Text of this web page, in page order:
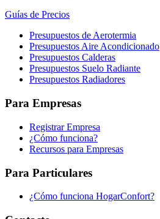
Guías de Precios
Presupuestos de Aerotermia
Presupuestos Aire Acondicionado
Presupuestos Calderas
Presupuestos Suelo Radiante
Presupuestos Radiadores
Para Empresas
Registrar Empresa
¿Cómo funciona?
Recursos para Empresas
Para Particulares
¿Cómo funciona HogarConfort?